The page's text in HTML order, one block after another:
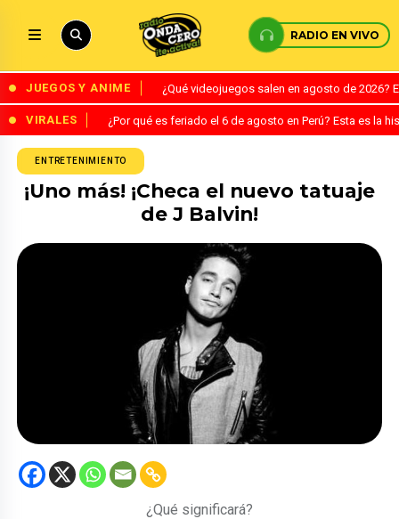
RADIO EN VIVO
JUEGOS Y ANIME ¿Qué videojuegos salen en agosto de
VIRALES ¿Por qué es feriado el 6 de agosto en Perú? Esta es la
ENTRETENIMIENTO
¡Uno más! ¡Checa el nuevo tatuaje
de J Balvin!
¿Qué significará?